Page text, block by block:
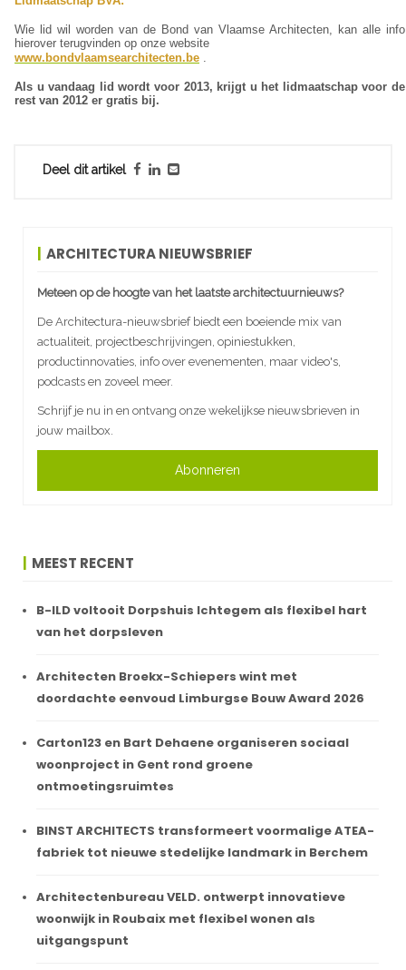
Wie lid wil worden van de Bond van Vlaamse Architecten, kan alle info
hierover terugvinden op onze website
www.bondvlaamsearchitecten.be .
Als u vandaag lid wordt voor 2013, krijgt u het lidmaatschap voor de
rest van 2012 er gratis bij.
Deel dit artikel
ARCHITECTURA NIEUWSBRIEF
Meteen op de hoogte van het laatste architectuurnieuws?
De Architectura-nieuwsbrief biedt een boeiende mix van
actualiteit, projectbeschrijvingen, opiniestukken,
productinnovaties, info over evenementen, maar video's,
podcasts en zoveel meer.
Schrijf je nu in en ontvang onze wekelijkse nieuwsbrieven in
jouw mailbox.
Abonneren
MEEST RECENT
B-ILD voltooit Dorpshuis Ichtegem als flexibel hart
van het dorpsleven
Architecten Broekx-Schiepers wint met
doordachte eenvoud Limburgse Bouw Award 2026
Carton123 en Bart Dehaene organiseren sociaal
woonproject in Gent rond groene
ontmoetingsruimtes
BINST ARCHITECTS transformeert voormalige ATEA-
fabriek tot nieuwe stedelijke landmark in Berchem
Architectenbureau VELD. ontwerpt innovatieve
woonwijk in Roubaix met flexibel wonen als
uitgangspunt